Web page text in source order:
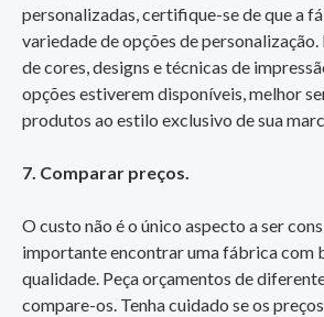
personalizadas, certifique-se de que a
variedade de opções de personalização.
de cores, designs e técnicas de
opções estiverem disponíveis, melhor
produtos ao estilo exclusivo de sua
7. Comparar preços.
O custo não é o único aspecto a ser
importante encontrar uma fábrica com
qualidade. Peça orçamentos de
compare-os. Tenha cuidado se os